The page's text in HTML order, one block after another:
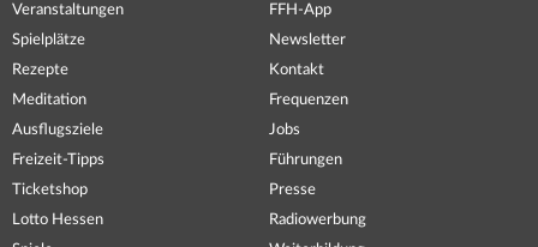
Veranstaltungen
Spielplätze
Rezepte
Meditation
Ausflugsziele
Freizeit-Tipps
Ticketshop
Lotto Hessen
FFH-App
Newsletter
Kontakt
Frequenzen
Jobs
Führungen
Presse
Radiowerbung